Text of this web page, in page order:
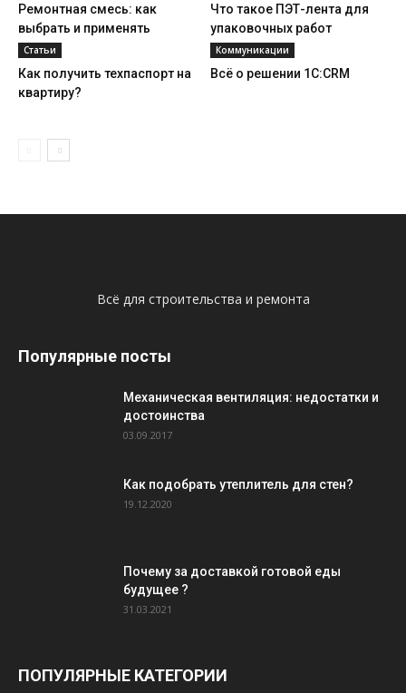
Ремонтная смесь: как
выбрать и применять
Что такое ПЭТ-лента для
упаковочных работ
Статьи
Как получить техпаспорт на
квартиру?
Коммуникации
Всё о решении 1C:CRM
Всё для строительства и ремонта
Популярные посты
Механическая вентиляция: недостатки и
достоинства
03.09.2017
Как подобрать утеплитель для стен?
19.12.2020
Почему за доставкой готовой еды
будущее ?
31.03.2021
ПОПУЛЯРНЫЕ КАТЕГОРИИ